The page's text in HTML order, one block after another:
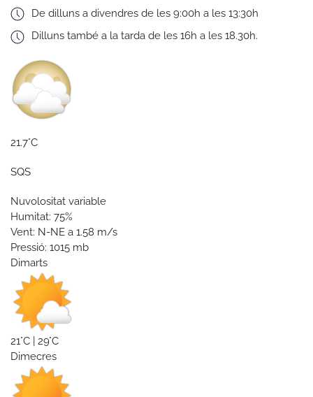
De dilluns a divendres de les 9:00h a les 13:30h
Dilluns també a la tarda de les 16h a les 18.30h.
21.7°C
SQS
Nuvolositat variable
Humitat: 75%
Vent: N-NE a 1.58 m/s
Pressió: 1015 mb
Dimarts
21°C | 29°C
Dimecres